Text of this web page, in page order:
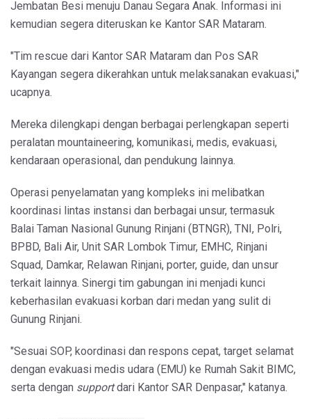
Jembatan Besi menuju Danau Segara Anak. Informasi ini
kemudian segera diteruskan ke Kantor SAR Mataram.
"Tim rescue dari Kantor SAR Mataram dan Pos SAR
Kayangan segera dikerahkan untuk melaksanakan evakuasi,"
ucapnya.
Mereka dilengkapi dengan berbagai perlengkapan seperti
peralatan mountaineering, komunikasi, medis, evakuasi,
kendaraan operasional, dan pendukung lainnya.
Operasi penyelamatan yang kompleks ini melibatkan
koordinasi lintas instansi dan berbagai unsur, termasuk
Balai Taman Nasional Gunung Rinjani (BTNGR), TNI, Polri,
BPBD, Bali Air, Unit SAR Lombok Timur, EMHC, Rinjani
Squad, Damkar, Relawan Rinjani, porter, guide, dan unsur
terkait lainnya. Sinergi tim gabungan ini menjadi kunci
keberhasilan evakuasi korban dari medan yang sulit di
Gunung Rinjani.
"Sesuai SOP, koordinasi dan respons cepat, target selamat
dengan evakuasi medis udara (EMU) ke Rumah Sakit BIMC,
serta dengan supportdari Kantor SAR Denpasar," katanya.